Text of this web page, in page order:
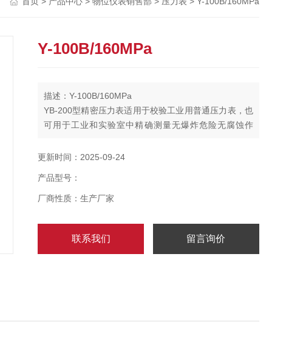
Y-100B/160MPa
描述：Y-100B/160MPa
YB-200型精密压力表适用于校验工业用普通压力表，也
可用于工业和实验室中精确测量无爆炸危险无腐蚀作
更新时间：2025-09-24
产品型号：
厂商性质：生产厂家
联系我们 留言询价